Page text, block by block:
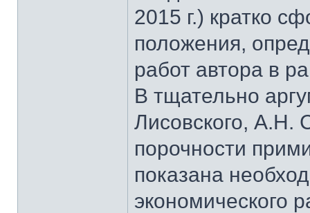
2015 г.) кратко
положения,
работ автора в
В тщательно
Лисовского,
порочности
показана
экономического